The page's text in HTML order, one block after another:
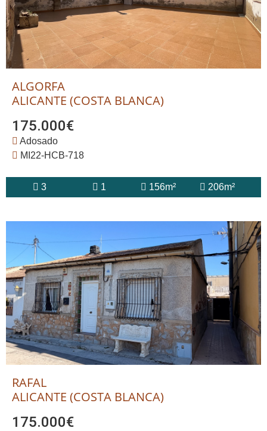
ALGORFA
ALICANTE (COSTA BLANCA)
175.000€
Adosado
MI22-HCB-718
3 1 156m² 206m²
RAFAL
ALICANTE (COSTA BLANCA)
175.000€